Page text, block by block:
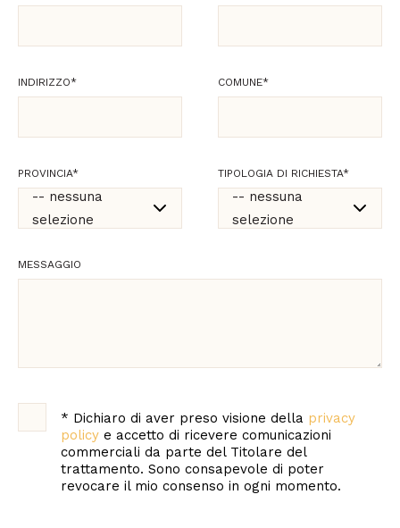
INDIRIZZO* COMUNE*
PROVINCIA*
-- nessuna
selezione
selezione
Aosta
Arezzo
Ascoli Piceno
TIPOLOGIA DI RICHIESTA*
-- nessuna
selezione
consulenze
Marketing e
comunicazione
Supporto shop
MESSAGGIO
* Dichiaro di aver preso visione della privacy
policy e accetto di ricevere comunicazioni
commerciali da parte del Titolare del
trattamento. Sono consapevole di poter
revocare il mio consenso in ogni momento.